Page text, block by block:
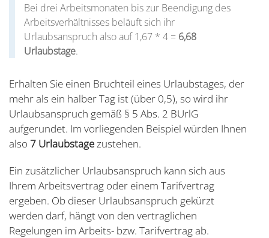
Bei drei Arbeitsmonaten bis zur Beendigung des
Arbeitsverhältnisses beläuft sich ihr
Urlaubsanspruch also auf 1,67 * 4 = 6,68
Urlaubstage.
Erhalten Sie einen Bruchteil eines Urlaubstages, der
mehr als ein halber Tag ist (über 0,5), so wird ihr
Urlaubsanspruch gemäß § 5 Abs. 2 BUrlG
aufgerundet. Im vorliegenden Beispiel würden Ihnen
also 7 Urlaubstagezustehen.
Ein zusätzlicher Urlaubsanspruch kann sich aus
Ihrem Arbeitsvertrag oder einem Tarifvertrag
ergeben. Ob dieser Urlaubsanspruch gekürzt
werden darf, hängt von den vertraglichen
Regelungen im Arbeits- bzw. Tarifvertrag ab.